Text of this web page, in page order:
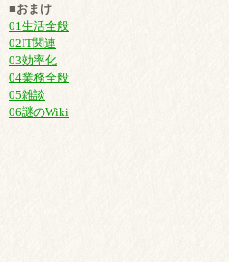
■おまけ
01生活全般
02IT関連
03効率化
04業務全般
05雑談
06謎のWiki